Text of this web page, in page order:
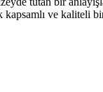
ve kaliteli